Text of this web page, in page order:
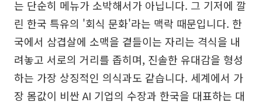
는 단순히 메뉴가 소박해서가 아닙니다. 그 기저에 깔
린 한국 특유의 '회식 문화'라는 맥락 때문입니다. 한
국에서 삼겹살에 소맥을 곁들이는 자리는 격식을 내
려놓고 서로의 거리를 좁히며, 진솔한 유대감을 형성
하는 가장 상징적인 의식과도 같습니다. 세계에서 가
장 몸값이 비싼 AI 기업의 수장과 한국을 대표하는 대